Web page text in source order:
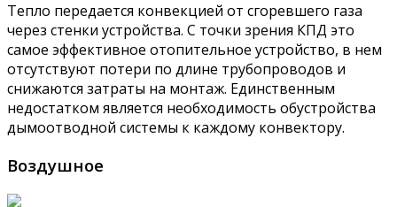
Тепло передается конвекцией от сгоревшего газа
через стенки устройства. С точки зрения КПД это
самое эффективное отопительное устройство, в нем
отсутствуют потери по длине трубопроводов и
снижаются затраты на монтаж. Единственным
недостатком является необходимость обустройства
дымоотводной системы к каждому конвектору.
Воздушное